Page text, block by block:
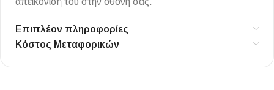
Επιπλέον πληροφορίες
Κόστος Μεταφορικών